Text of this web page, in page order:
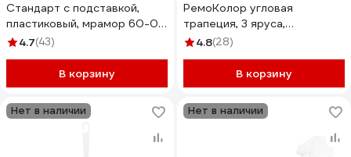
Стандарт с подставкой,
пластиковый, мрамор 60-0-
1024.7(43)
В корзину
РемоКолор угловая
трапеция, 3 яруса,
гальваника цинк, цвет хром
4.8(28)
В корзину
Нет в наличии Нет в наличии